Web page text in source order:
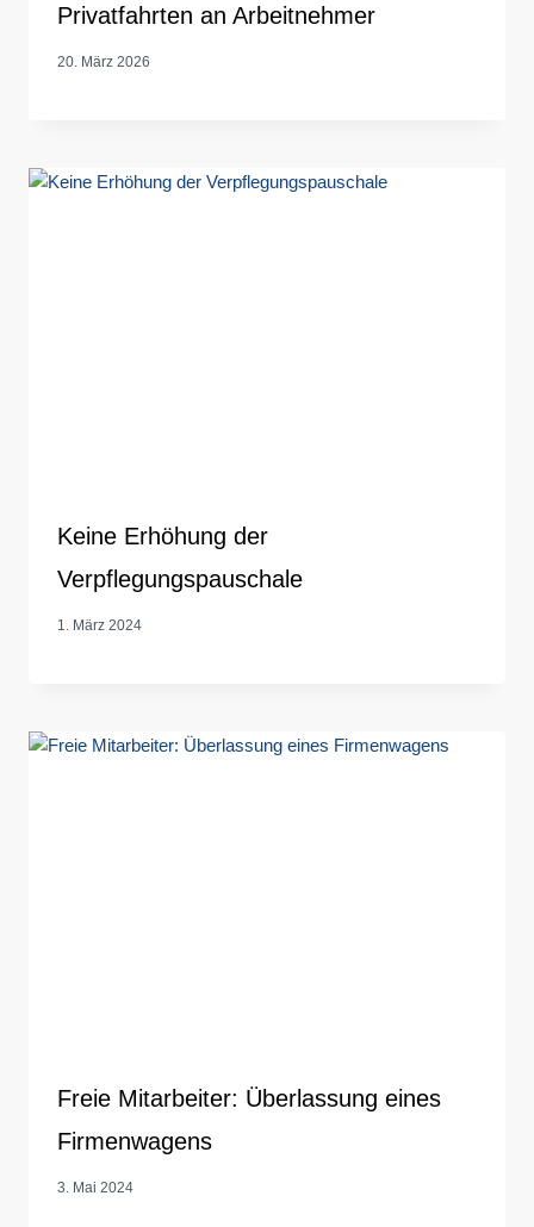
Privatfahrten an Arbeitnehmer
20. März 2026
Keine Erhöhung der
Verpflegungspauschale
1. März 2024
Freie Mitarbeiter: Überlassung eines
Firmenwagens
3. Mai 2024